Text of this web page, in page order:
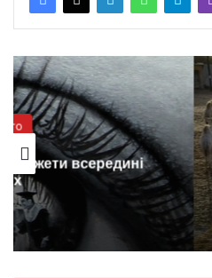
Фото
Що зазвичай
куточках